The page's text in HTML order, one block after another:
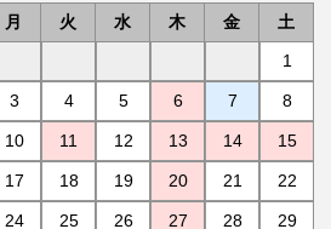
月 火 水 木 金
土
1
3 4 5 6 7 8
10 11 12 13 14 15
17 18 19 20 21 22
24 25 26 27 28 29